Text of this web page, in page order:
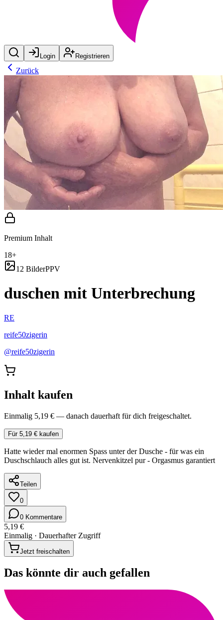
Login Registrieren
Zurück
Premium Inhalt
18+
12 BilderPPV
duschen mit Unterbrechung
RE
reife50zigerin
@reife50zigerin
Inhalt kaufen
Einmalig 5,19 € — danach dauerhaft für dich freigeschaltet.
Für 5,19 € kaufen
Hatte wieder mal enormen Spass unter der Dusche - für was ein
Duschschlauch alles gut ist. Nervenkitzel pur - Orgasmus garantiert
Teilen
0
0 Kommentare
5,19 €
Einmalig · Dauerhafter Zugriff
Jetzt freischalten
Das könnte dir auch gefallen